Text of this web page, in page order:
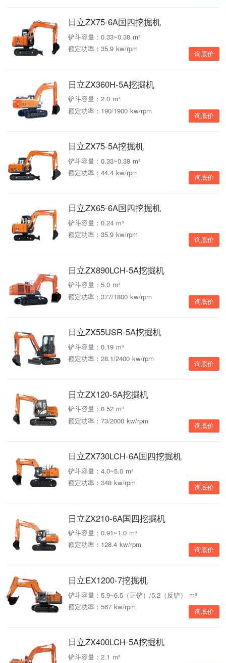
日立ZX75-6A国四挖掘机
铲斗容量：0.33~0.38 m³
额定功率：35.9 kw/rpm
询底价
日立ZX360H-5A挖掘机
铲斗容量：2.0 m³
额定功率：190/1900 kw/rpm
询底价
日立ZX75-5A挖掘机
铲斗容量：0.33~0.38 m³
额定功率：44.4 kw/rpm
询底价
日立ZX65-6A国四挖掘机
铲斗容量：0.24 m³
额定功率：35.9 kw/rpm
询底价
日立ZX890LCH-5A挖掘机
铲斗容量：5.0 m³
额定功率：377/1800 kw/rpm
询底价
日立ZX55USR-5A挖掘机
铲斗容量：0.19 m³
额定功率：28.1/2400 kw/rpm
询底价
日立ZX120-5A挖掘机
铲斗容量：0.52 m³
额定功率：73/2000 kw/rpm
询底价
日立ZX730LCH-6A国四挖掘机
铲斗容量：4.0~5.0 m³
额定功率：348 kw/rpm
询底价
日立ZX210-6A国四挖掘机
铲斗容量：0.91~1.0 m³
额定功率：128.4 kw/rpm
询底价
日立EX1200-7挖掘机
铲斗容量：5.9~6.5（正铲）/5.2（反铲） m³
额定功率：567 kw/rpm
询底价
日立ZX400LCH-5A挖掘机
铲斗容量：2.1 m³